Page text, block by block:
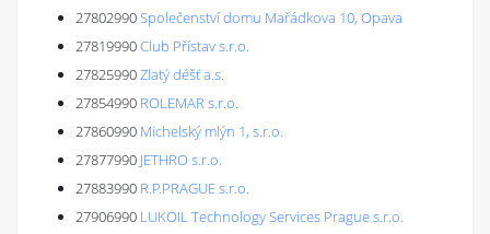
27802990Společenství domu Mařádkova 10, Opava
27819990Club Přístav s.r.o.
27825990Zlatý déšť a.s.
27854990 ROLEMAR s.r.o.
27860990 Michelský mlýn 1, s.r.o.
27877990 JETHRO s.r.o.
27883990 R.P.PRAGUE s.r.o.
27906990 LUKOIL Technology Services Prague s.r.o.